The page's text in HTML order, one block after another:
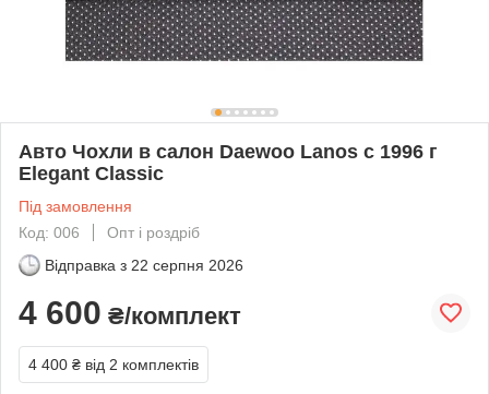
Авто Чохли в салон Daewoo Lanos с 1996 г
Elegant Classic
Під замовлення
Код: 006
Опт і роздріб
Відправка з 22 серпня 2026
4 600 ₴/комплект
4 400 ₴ від 2 комплектів